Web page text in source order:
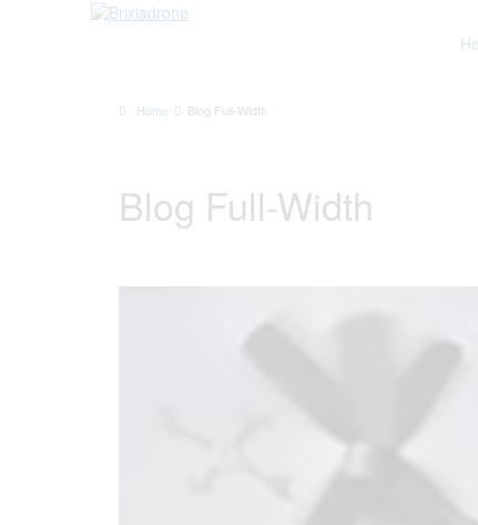
Home Blog Full-Width
Blog Full-Width